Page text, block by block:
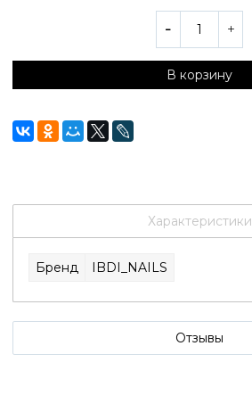
В корзину
Характеристики
Бренд IBDI_NAILS
Отзывы